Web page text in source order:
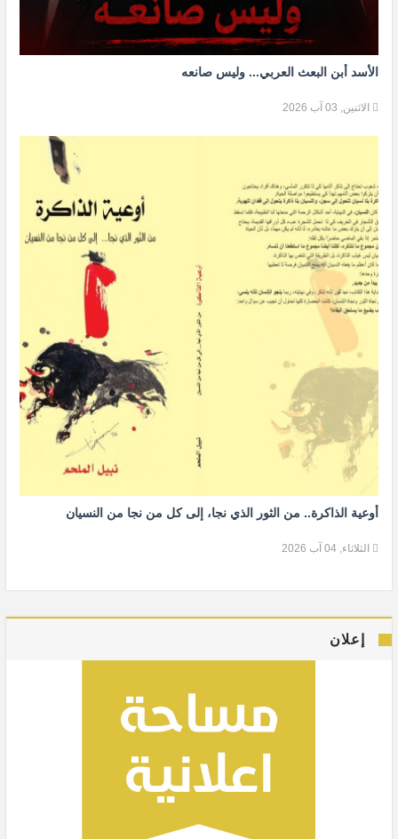
الأسد أبن البعث العربي... وليس صانعه
الاثنين, 03 آب 2026
أوعية الذاكرة.. من الثور الذي نجا، إلى كل من نجا من النسيان
الثلاثاء, 04 آب 2026
إعلان